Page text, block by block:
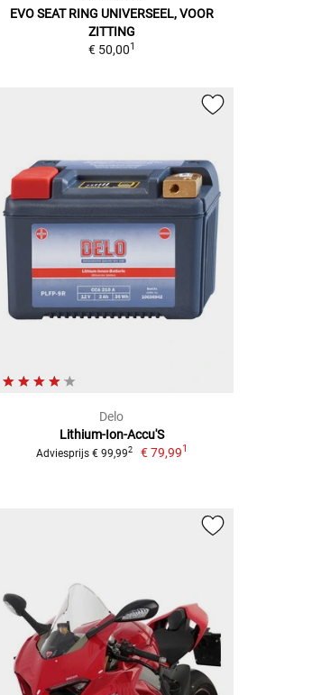
EVO SEAT RING UNIVERSEEL, VOOR
ZITTING
€ 50,001
Delo
Lithium-Ion-Accu'S
Adviesprijs € 99,992 € 79,991